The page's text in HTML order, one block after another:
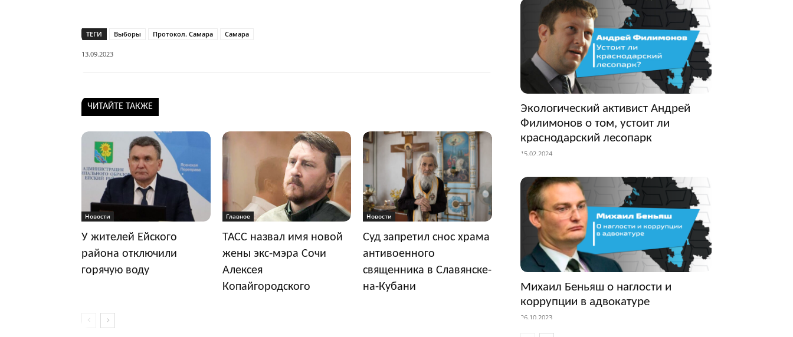
ТЕГИ Выборы Протокол. Самара Самара
13.09.2023
ЧИТАЙТЕ ТАКЖЕ
Новости
У жителей Ейского
района отключили
горячую воду
Главное
ТАСС назвал имя новой
жены экс-мэра Сочи
Алексея
Копайгородского
Новости
Суд запретил снос храма
антивоенного
священника в Славянске-
на-Кубани
Экологический активист Андрей
Филимонов о том, устоит ли
краснодарский лесопарк
15.02.2024
Михаил Беньяш о наглости и
коррупции в адвокатуре
26.10.2023